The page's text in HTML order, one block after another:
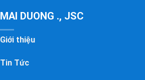
MAI DUONG ., JSC
Giới thiệu
Tin Tức